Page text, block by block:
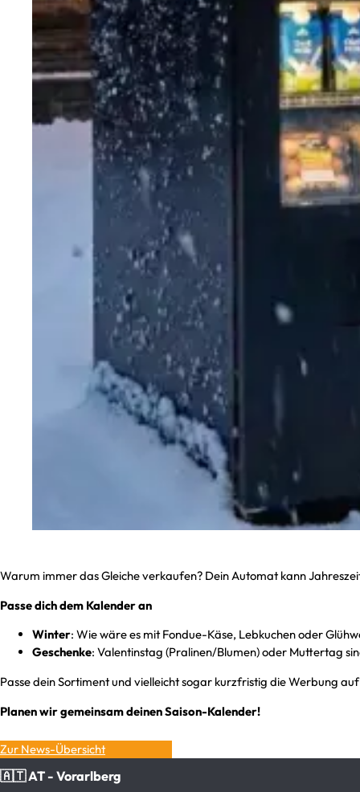
Warum immer das Gleiche verkaufen? Dein Automat kann
Passe dich dem Kalender an
Winter: Wie wäre es mit Fondue-Käse, Lebkuchen oder
Geschenke: Valentinstag (Pralinen/Blumen) oder Muttertag
Passe dein Sortiment und vielleicht sogar kurzfristig die Werbung
Planen wir gemeinsam deinen Saison-Kalender!
Zur News-Übersicht
🇦🇹 AT - Vorarlberg